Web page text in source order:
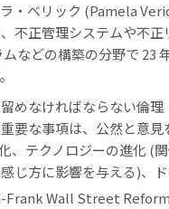
・べリック (Pamela
不正管理システムや不正
などの構築の分野で 23
めなければならない倫理
要な事項は、公然と意見
、テクノロジーの進化 (
じ方に影響を与える)、
Frank Wall Street